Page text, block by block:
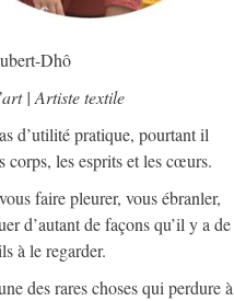
Dhô
| Artiste textile
d’utilité pratique, pourtant il
corps, les esprits et les cœurs.
faire pleurer, vous ébranler,
d’autant de façons qu’il y a de
à le regarder.
des rares choses qui perdure à